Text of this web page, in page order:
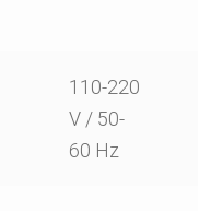
110-220
V / 50-
60 Hz